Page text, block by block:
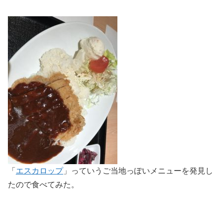
「 エスカロップ」っていうご当地っぽいメニューを発見し
たので食べてみた。